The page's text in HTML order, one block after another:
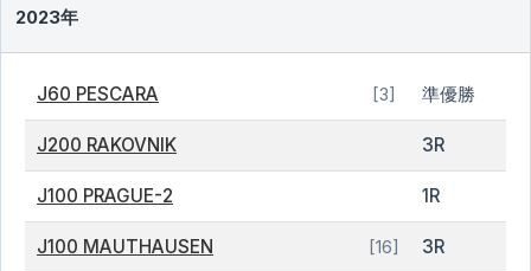
2023年
J60 PESCARA [3] 準優勝
J200 RAKOVNIK 3R
J100 PRAGUE-2 1R
J100 MAUTHAUSEN [16] 3R